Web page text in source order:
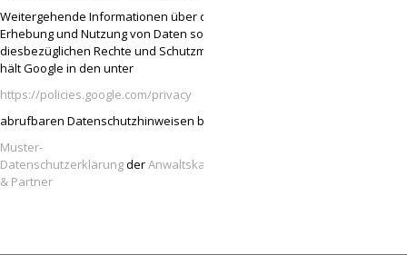
Weitergehende Informationen über die
Erhebung und Nutzung von Daten sowie Ihre
diesbezüglichen Rechte und Schutzmöglichkeiten
hält Google in den unter
https://policies.google.com/privacy
abrufbaren Datenschutzhinweisen bereit.
Muster-
DatenschutzerklärungderAnwaltskanzlei Weiß
& Partner